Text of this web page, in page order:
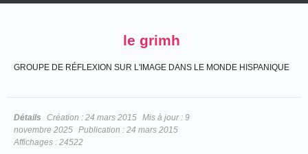
le grimh
GROUPE DE RÉFLEXION SUR L'IMAGE DANS LE MONDE HISPANIQUE
Détails Création : 24 mars 2015 Mis à jour : 9
novembre 2025 Publication : 24 mars 2015
Affichages : 24522